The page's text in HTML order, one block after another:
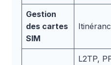
Gestion
des cartes
SIM
L2TP,